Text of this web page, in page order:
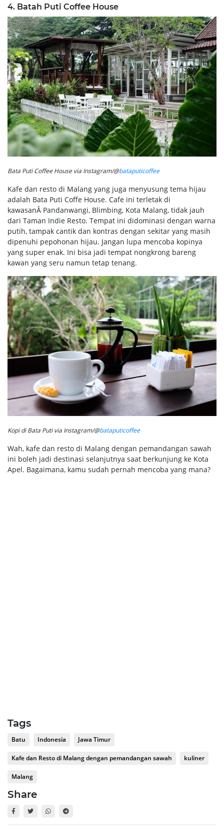
4. Batah Puti Coffee House
Bata Puti Coffee House via Instagram/@bataputicoffee
Kafe dan resto di Malang yang juga menyusung tema hijau
adalah Bata Puti Coffe House. Cafe ini terletak di
kawasanÂ Pandanwangi, Blimbing, Kota Malang, tidak jauh
dari Taman Indie Resto. Tempat ini didominasi dengan warna
putih, tampak cantik dan kontras dengan sekitar yang masih
dipenuhi pepohonan hijau. Jangan lupa mencoba kopinya
yang super enak. Ini bisa jadi tempat nongkrong bareng
kawan yang seru namun tetap tenang.
Kopi di Bata Puti via Instagram/@bataputicoffee
Wah, kafe dan resto di Malang dengan pemandangan sawah
ini boleh jadi destinasi selanjutnya saat berkunjung ke Kota
Apel. Bagaimana, kamu sudah pernah mencoba yang mana?
Tags
Batu Indonesia Jawa Timur
Kafe dan Resto di Malang dengan pemandangan sawah kuliner
Malang
Share